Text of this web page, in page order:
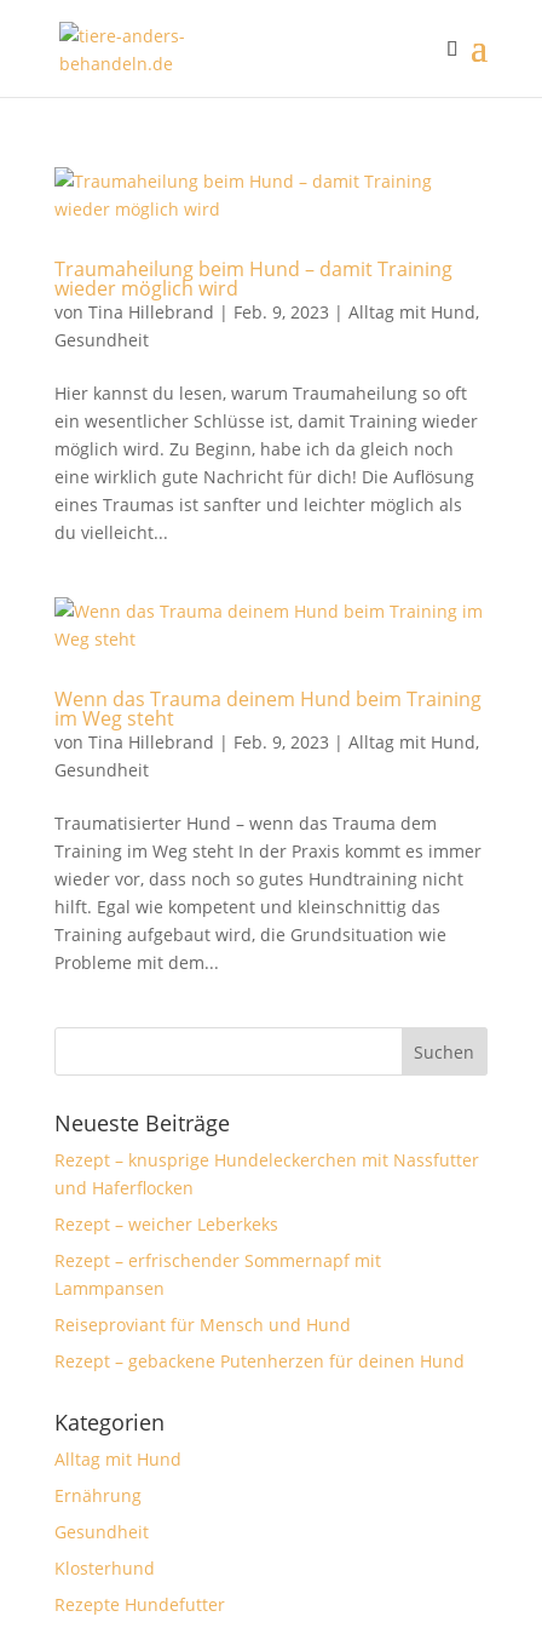
Traumaheilung beim Hund – damit Training
wieder möglich wird
von Tina Hillebrand | Feb. 9, 2023 | Alltag mit Hund,
Gesundheit
Hier kannst du lesen, warum Traumaheilung so oft
ein wesentlicher Schlüsse ist, damit Training wieder
möglich wird. Zu Beginn, habe ich da gleich noch
eine wirklich gute Nachricht für dich! Die Auflösung
eines Traumas ist sanfter und leichter möglich als
du vielleicht...
Wenn das Trauma deinem Hund beim Training
im Weg steht
von Tina Hillebrand | Feb. 9, 2023 | Alltag mit Hund,
Gesundheit
Traumatisierter Hund – wenn das Trauma dem
Training im Weg steht In der Praxis kommt es immer
wieder vor, dass noch so gutes Hundtraining nicht
hilft. Egal wie kompetent und kleinschnittig das
Training aufgebaut wird, die Grundsituation wie
Probleme mit dem...
Neueste Beiträge
Rezept – knusprige Hundeleckerchen mit Nassfutter
und Haferflocken
Rezept – weicher Leberkeks
Rezept – erfrischender Sommernapf mit
Lammpansen
Reiseproviant für Mensch und Hund
Rezept – gebackene Putenherzen für deinen Hund
Kategorien
Alltag mit Hund
Ernährung
Gesundheit
Klosterhund
Rezepte Hundefutter